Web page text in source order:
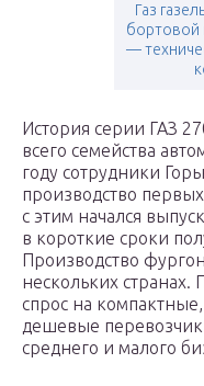
Газ
бортовой
—
История серии ГАЗ
всего семейства
году сотрудники
производство
с этим начался
в короткие сроки
Производство
нескольких
спрос на
дешевые
среднего и малого